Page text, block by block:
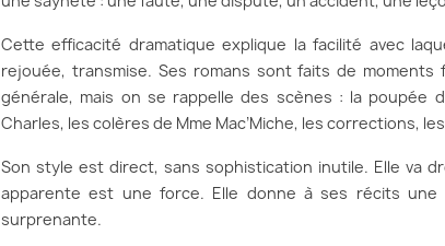
Cette efficacité dramatique explique la facilité avec
rejouée, transmise. Ses romans sont faits de
générale, mais on se rappelle des scènes : la poupée
Charles, les colères de Mme Mac’Miche, les corrections,
Son style est direct, sans sophistication inutile. Elle va
apparente est une force. Elle donne à ses récits une
surprenante.